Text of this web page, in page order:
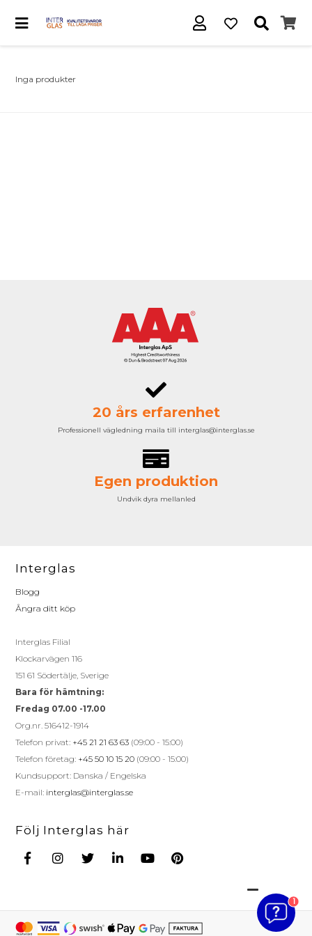
Inga produkter
20 års erfarenhet
Professionell vägledning maila till interglas@interglas.se
Egen produktion
Undvik dyra mellanled
Interglas
Blogg
Ångra ditt köp
Interglas Filial
Klockarvägen 116
151 61 Södertälje, Sverige
Bara för hämtning:
Fredag 07.00 -17.00
Org.nr. 516412-1914
Telefon privat: +45 21 21 63 63 (09:00 - 15:00)
Telefon företag: +45 50 10 15 20 (09:00 - 15:00)
Kundsupport: Danska / Engelska
E-mail: interglas@interglas.se
Följ Interglas här
1